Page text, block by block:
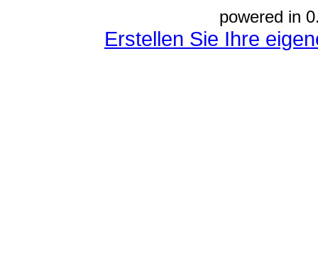
powered in
Erstellen Sie Ihre